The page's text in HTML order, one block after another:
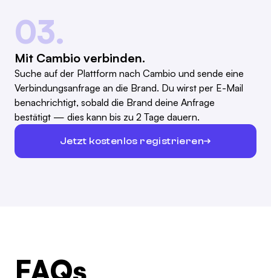
03.
Mit Cambio verbinden.
Suche auf der Plattform nach Cambio und sende eine
Verbindungsanfrage an die Brand. Du wirst per E-Mail
benachrichtigt, sobald die Brand deine Anfrage
bestätigt — dies kann bis zu 2 Tage dauern.
Jetzt kostenlos registrieren